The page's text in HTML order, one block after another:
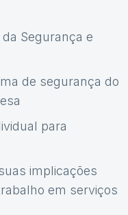
Segurança e
de segurança do
para
implicações
em serviços